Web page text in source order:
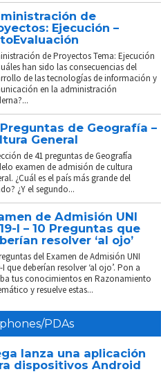
de
Ejecución –
de Proyectos Tema: Ejecución
han sido las consecuencias del
de las tecnologías de información y
en la administración
Preguntas de Geografía –
General
de 41 preguntas de Geografía
examen de admisión de cultura
¿Cuál es el país más grande del
¿Y el segundo...
de Admisión UNI
I – 10 Preguntas que
resolver ‘al ojo’
del Examen de Admisión UNI
I que deberían resolver ‘al ojo’. Pon a
tus conocimientos en Razonamiento
y resuelve estas...
PDAs
lanza una aplicación
dispositivos Android